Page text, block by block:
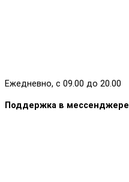
Ежедневно, с 09.00 до 20.00
Поддержка в мессенджере